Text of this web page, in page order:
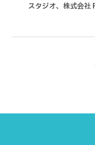
スタジオ、株式会